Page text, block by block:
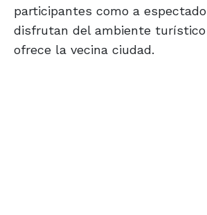
participantes como a
disfrutan del ambiente
ofrece la vecina ciudad.